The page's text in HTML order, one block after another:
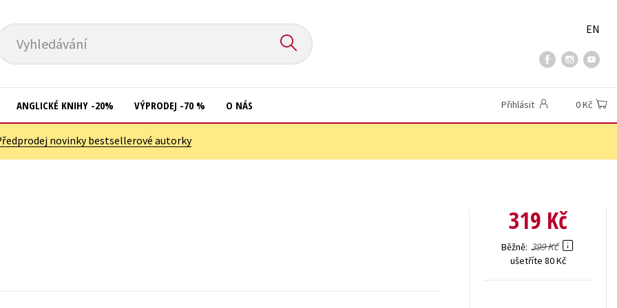
Vyhledávání
EN
ANGLICKÉ KNIHY -20% VÝPRODEJ -70 % O NÁS Přihlásit 0 Kč
novinky bestsellerové autorky
319 Kč
Běžně 399 Kč
ušetříte 80 Kč